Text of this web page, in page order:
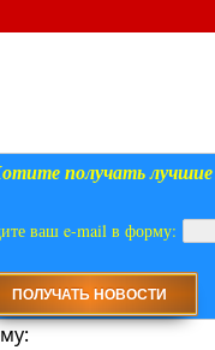
получать
ваш e-mail в форму: